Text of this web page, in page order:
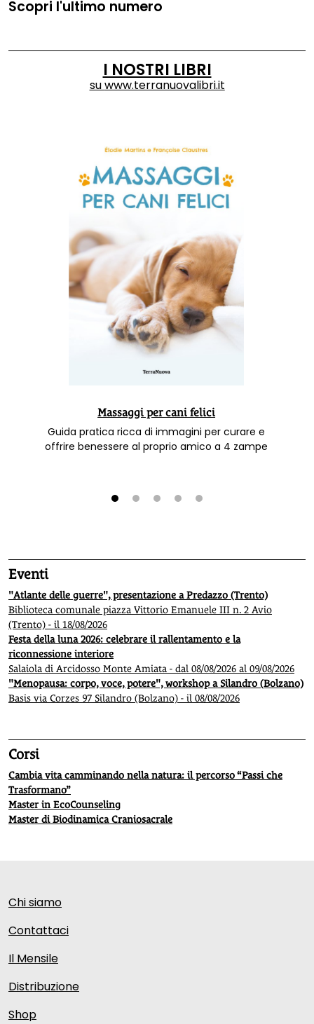
Scopri l'ultimo numero
I NOSTRI LIBRI
suwww.terranuovalibri.it
Massaggi per cani felici
Guida pratica ricca di immagini per curare e
offrire benessere al proprio amico a 4 zampe
Eventi
"Atlante delle guerre", presentazione a Predazzo (Trento)
Biblioteca comunale piazza Vittorio Emanuele III n. 2 Avio
(Trento) - il 18/08/2026
Festa della luna 2026: celebrare il rallentamento e la
riconnessione interiore
Salaiola di Arcidosso Monte Amiata - dal 08/08/2026 al 09/08/2026
"Menopausa: corpo, voce, potere", workshop a Silandro (Bolzano)
Basis via Corzes 97 Silandro (Bolzano) - il 08/08/2026
Corsi
Cambia vita camminando nella natura: il percorso “Passi che
Trasformano”
Master in EcoCounseling
Master di Biodinamica Craniosacrale
Chi siamo
Contattaci
Il Mensile
Distribuzione
Shop